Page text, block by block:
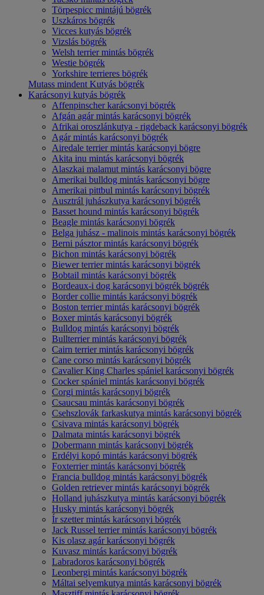
Törpespicc mintájú bögrék
Uszkáros bögrék
Vicces kutyás bögrék
Vizslás bögrék
Welsh terrier mintás bögrék
Westie bögrék
Yorkshire terrieres bögrék
Mutass mindent Kutyás bögrék
Karácsonyi kutyás bögrék
Affenpinscher karácsonyi bögrék
Afgán agár mintás karácsonyi bögrék
Afrikai oroszlánkutya - rigdeback karácsonyi bögrék
Agár mintás karácsonyi bögrék
Airedale terrier mintás karácsonyi bögre
Akita inu mintás karácsonyi bögrék
Alaszkai malamut mintás karácsonyi bögre
Amerikai bulldog mintás karácsonyi bögre
Amerikai pittbul mintás karácsonyi bögrék
Ausztrál juhászkutya karácsonyi bögrék
Basset hound mintás karácsonyi bögrék
Beagle mintás karácsonyi bögrék
Belga juhász - malinois mintás karácsonyi bögrék
Berni pásztor mintás karácsonyi bögrék
Bichon mintás karácsonyi bögrék
Biewer terrier mintás karácsonyi bögrék
Bobtail mintás karácsonyi bögrék
Bordeaux-i dog karácsonyi bögrék bögrék
Border collie mintás karácsonyi bögrék
Boston terrier mintás karácsonyi bögrék
Boxer mintás karácsonyi bögrék
Bulldog mintás karácsonyi bögrék
Bullterrier mintás karácsonyi bögrék
Cairn terrier mintás karácsonyi bögrék
Cane corso mintás karácsonyi bögrék
Cavalier King Charles spániel karácsonyi bögrék
Cocker spániel mintás karácsonyi bögrék
Corgi mintás karácsonyi bögrék
Csaucsau mintás karácsonyi bögrék
Csehszlovák farkaskutya mintás karácsonyi bögrék
Csivava mintás karácsonyi bögrék
Dalmata mintás karácsonyi bögrék
Dobermann mintás karácsonyi bögrék
Erdélyi kopó mintás karácsonyi bögrék
Foxterrier mintás karácsonyi bögrék
Francia bulldog mintás karácsonyi bögrék
Golden retriever mintás karácsonyi bögrék
Holland juhászkutya mintás karácsonyi bögrék
Husky mintás karácsonyi bögrék
Ír szetter mintás karácsonyi bögrék
Jack Russel terrier mintás karácsonyi bögrék
Kis olasz agár karácsonyi bögrék
Kuvasz mintás karácsonyi bögrék
Labradoros karácsonyi bögrék
Leonbergi mintás karácsonyi bögrék
Máltai selyemkutya mintás karácsonyi bögrék